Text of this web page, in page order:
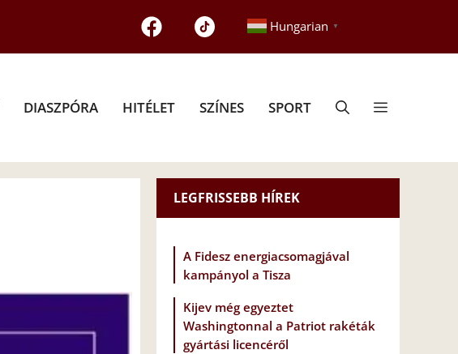
Hungarian ▼
DIASZPÓRA HITÉLET SZÍNES SPORT
LEGFRISSEBB HÍREK
A Fidesz energiacsomagjával
kampányol a Tisza
Kijev még egyeztet
Washingtonnal a Patriot rakéták
gyártási licencéről